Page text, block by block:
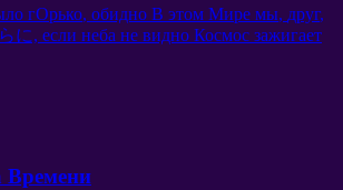
гОрько, обидно В этом Мире мы, друг,
に, если неба не видно Космос зажигает
Времени